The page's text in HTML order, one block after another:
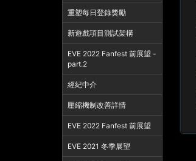
重塑每日登錄獎勵
新遊戲項目測試架構
EVE 2022 Fanfest 前展望 -
part.2
經紀中介
壓縮機制改善詳情
EVE 2022 Fanfest 前展望
EVE 2021 冬季展望